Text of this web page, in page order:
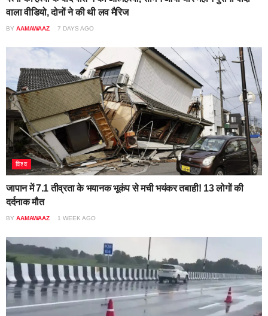
वाला वीडियो, दोनों ने की थी लव मैरिज
BY AAMAWAAZ 7 DAYS AGO
विश्व
जापान में 7.1 तीव्रता के भयानक भूकंप से मची भयंकर तबाही! 13 लोगों की
दर्दनाक मौत
BY AAMAWAAZ 1 WEEK AGO